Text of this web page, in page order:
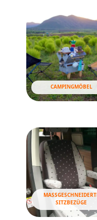
CAMPINGMÖBEL
MASSGESCHNEIDERTE
ITZBEZÜGE